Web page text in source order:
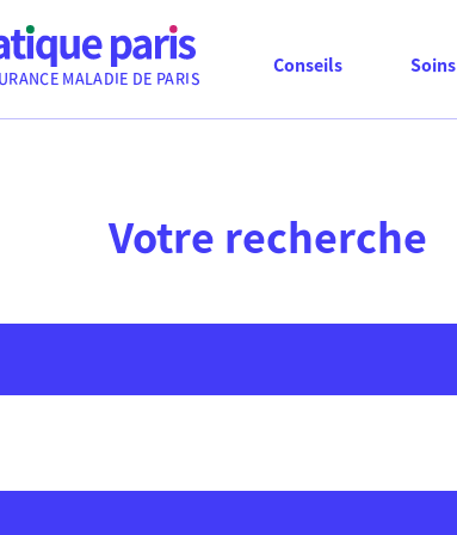
MALADIE DE PARIS
Conseils Soins
Votre recherche